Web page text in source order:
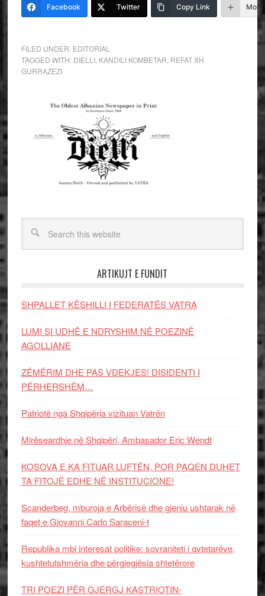
Facebook Twitter Copy Link More
FILED UNDER: EDITORIAL
TAGGED WITH: DIELLI, KANDILI KOMBETAR REFAT XH
GURRAZEZI
ARTIKUJT E FUNDIT
SHPALLET KËSHILLI I FEDERATËS VATRA
LUMI SI UDHË E NDRYSHIM NË POEZINË
AGOLLIANE
ZËMËRIM DHE PAS VDEKJES! DISIDENTI I
PËRHERSHËM…
Patriotë nga Shqipëria vizituan Vatrën
Mirëseardhje në Shqipëri, Ambasador Eric Wendt
KOSOVA E KA FITUAR LUFTËN, POR PAQEN DUHET
TA FITOJË EDHE NË INSTITUCIONE!
Scanderbeg, mburoja e Arbërisë dhe gjeniu ushtarak në
faqet e Giovanni Carlo Saraceni-t
Republika mbi interesat politike: sovraniteti i qytetarëve,
kushtetutshmëria dhe përgjegjësia shtetërore
TRI POEZI PËR GJERGJ KASTRIOTIN-